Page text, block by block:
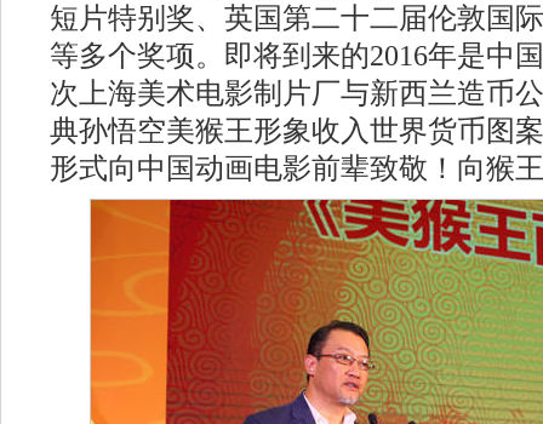
短片特别奖、英国第二十二届伦敦国
等多个奖项。即将到来的2016年是中
次上海美术电影制片厂与新西兰造币
典孙悟空美猴王形象收入世界货币图
形式向中国动画电影前辈致敬！向猴